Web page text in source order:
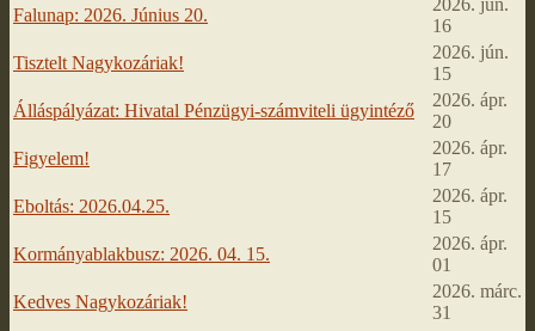
Falunap: 2026. Június 20.
2026. jún.
16
Tisztelt Nagykozáriak!
2026. jún.
15
Álláspályázat: Hivatal Pénzügyi-számviteli ügyintéző
2026. ápr.
20
Figyelem!
2026. ápr.
17
Eboltás: 2026.04.25.
2026. ápr.
15
Kormányablakbusz: 2026. 04. 15.
2026. ápr.
01
Kedves Nagykozáriak!
2026. márc.
31